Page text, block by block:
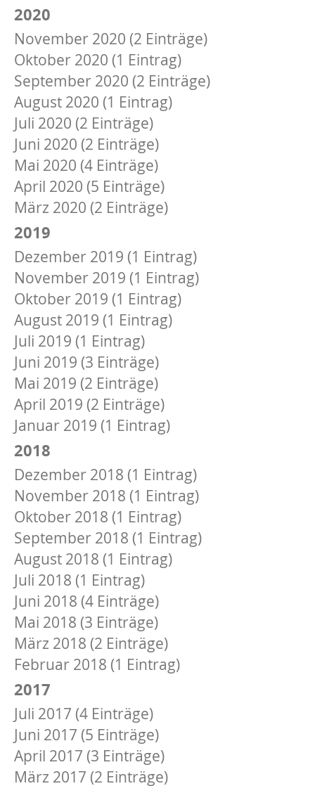
2020
November 2020 (2 Einträge)
Oktober 2020 (1 Eintrag)
September 2020 (2 Einträge)
August 2020 (1 Eintrag)
Juli 2020 (2 Einträge)
Juni 2020 (2 Einträge)
Mai 2020 (4 Einträge)
April 2020 (5 Einträge)
März 2020 (2 Einträge)
2019
Dezember 2019 (1 Eintrag)
November 2019 (1 Eintrag)
Oktober 2019 (1 Eintrag)
August 2019 (1 Eintrag)
Juli 2019 (1 Eintrag)
Juni 2019 (3 Einträge)
Mai 2019 (2 Einträge)
April 2019 (2 Einträge)
Januar 2019 (1 Eintrag)
2018
Dezember 2018 (1 Eintrag)
November 2018 (1 Eintrag)
Oktober 2018 (1 Eintrag)
September 2018 (1 Eintrag)
August 2018 (1 Eintrag)
Juli 2018 (1 Eintrag)
Juni 2018 (4 Einträge)
Mai 2018 (3 Einträge)
März 2018 (2 Einträge)
Februar 2018 (1 Eintrag)
2017
Juli 2017 (4 Einträge)
Juni 2017 (5 Einträge)
April 2017 (3 Einträge)
März 2017 (2 Einträge)